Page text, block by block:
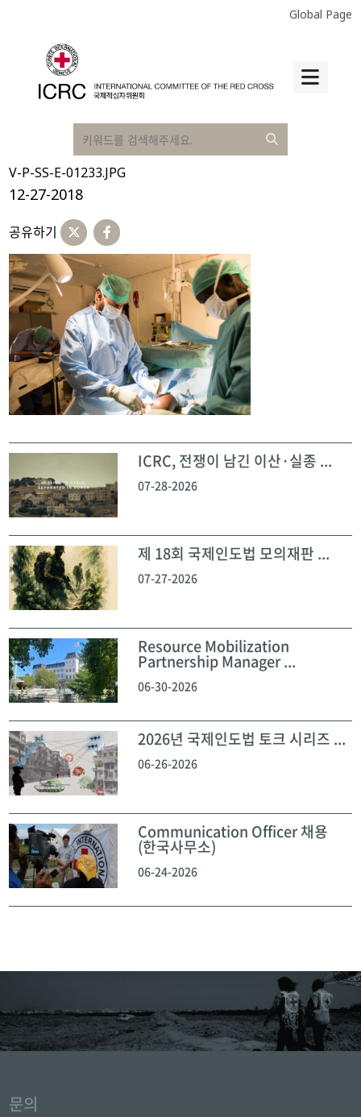
Global Page
V-P-SS-E-01233.JPG
12-27-2018
공유하기
ICRC, 전쟁이 남긴 이산·실종 ...
07-28-2026
제 18회 국제인도법 모의재판 ...
07-27-2026
Resource Mobilization
Partnership Manager ...
06-30-2026
2026년 국제인도법 토크 시리즈 ...
06-26-2026
Communication Officer 채용
(한국사무소)
06-24-2026
문의